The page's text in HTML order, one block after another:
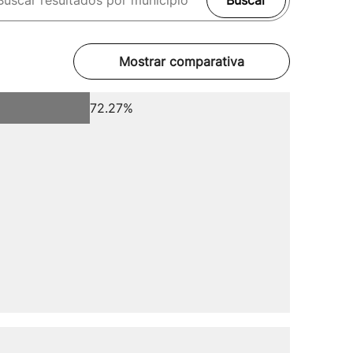
Mostrar comparativa
72.27%